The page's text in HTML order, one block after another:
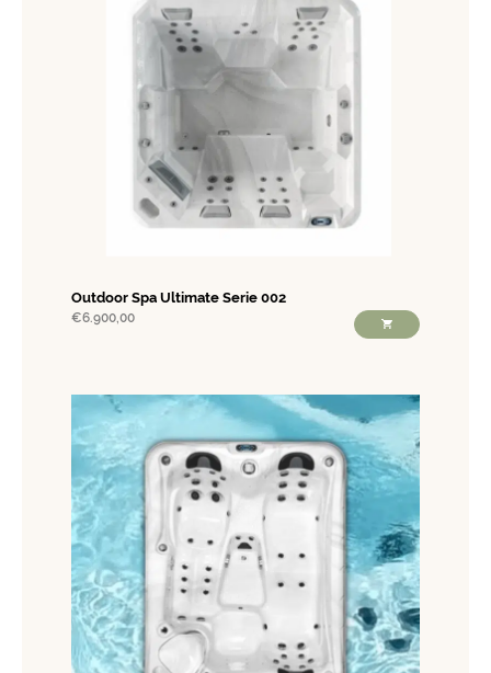
Outdoor Spa Ultimate Serie 002
€6.900,00